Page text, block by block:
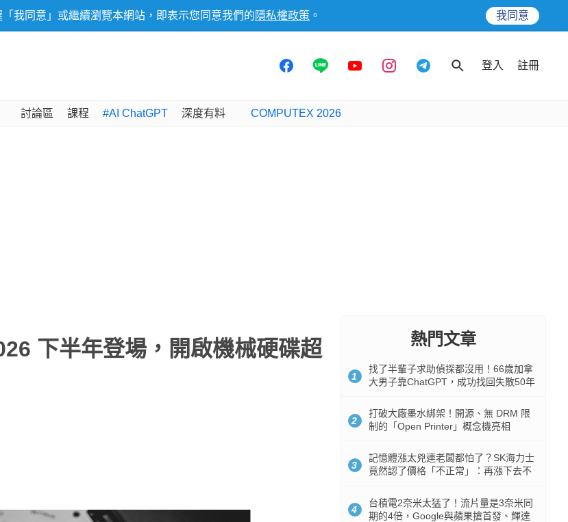
我同意」或繼續瀏覽本網站，即表示您同意我們的 隱私權政策 。 我同意
登入 註冊
討論區 課程 #AI ChatGPT 深度有料 COMPUTEX 2026
下半年登場，開啟機械硬碟超
熱門文章
1
找了半輩子求助偵探都沒用！66歲加拿
大男子靠ChatGPT，成功找回失散50年
2
打破大廠墨水綁架！開源、無 DRM 限
制的「Open Printer」概念機亮相
3
記憶體漲太兇連老闆都怕了？SK海力士
竟然認了價格「不正常」：再漲下去不
4
台積電2奈米太猛了！流片量是3奈米同
期的4倍，Google與蘋果搶首發、輝達